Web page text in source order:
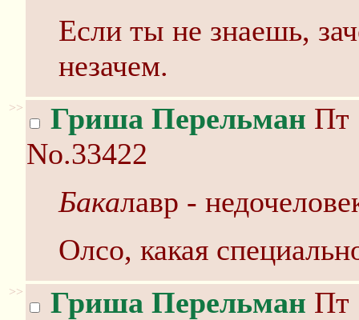
Если ты не знаешь,
незачем.
>> Гриша Перельман Пт
No.33422
Бакалавр -
Олсо, какая
>> Гриша Перельман Пт